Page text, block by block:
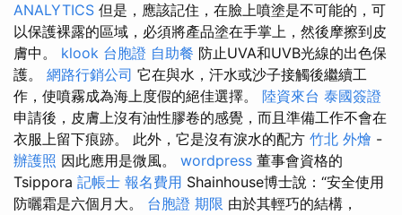
ANALYTICS 但是，應該記住，在臉上噴塗是不可能的，可
以保護裸露的區域，必須將產品塗在手掌上，然後摩擦到皮
膚中。 klook 台胞證 自助餐 防止UVA和UVB光線的出色保
護。 網路行銷公司 它在與水，汗水或沙子接觸後繼續工
作，使噴霧成為海上度假的絕佳選擇。 陸資來台 泰國簽證
申請後，皮膚上沒有油性膠卷的感覺，而且準備工作不會在
衣服上留下痕跡。 此外，它是沒有淚水的配方 竹北 外燴 -
辦護照 因此應用是微風。 wordpress 董事會資格的
Tsippora 記帳士 報名費用 Shainhouse博士說：“安全使用
防曬霜是六個月大。 台胞證 期限 由於其輕巧的結構，